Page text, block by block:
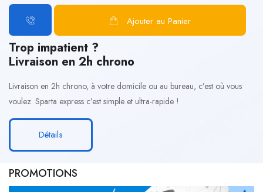
Ajouter au Panier
Trop impatient ?
Livraison en 2h chrono
Livraison en 2h chrono, à votre domicile ou au bureau, c’est où vous
voulez. Sparta express c’est simple et ultra-rapide !
Détails
PROMOTIONS